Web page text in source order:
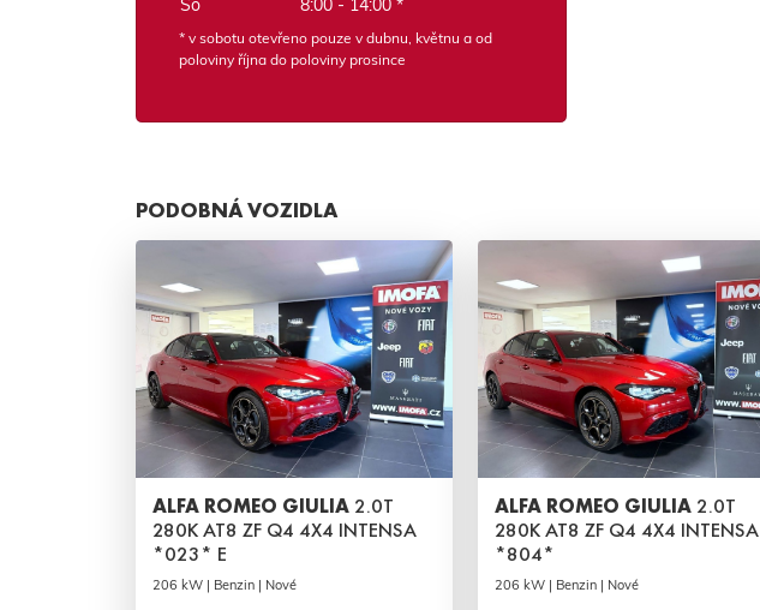
So
8:00 - 14:00 *
* v sobotu otevřeno pouze v dubnu, květnu a od
poloviny října do poloviny prosince
PODOBNÁ VOZIDLA
ALFA ROMEO GIULIA 2.0T
280K AT8 ZF Q4 4X4 INTENSA
*023* E
206 kW | Benzin | Nové
ALFA ROMEO GIULIA 2.0T
280K AT8 ZF Q4 4X4 INTENSA
*804*
206 kW | Benzin | Nové